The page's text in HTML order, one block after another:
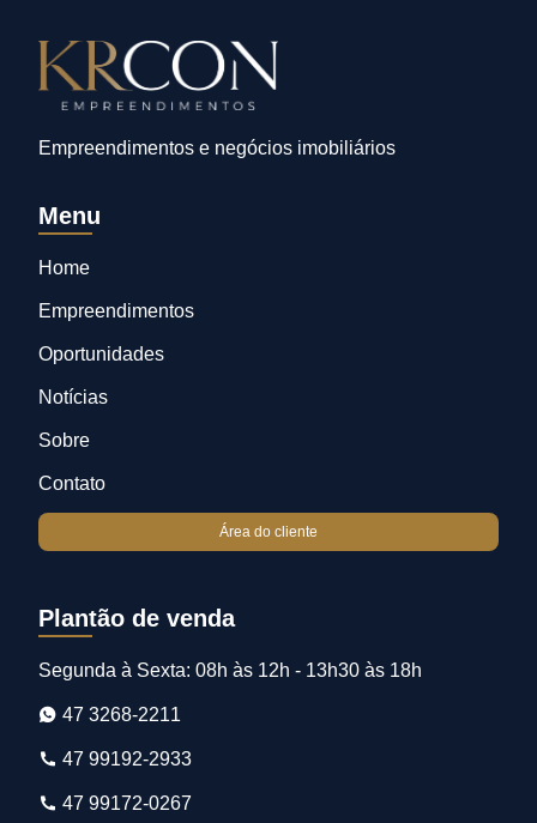
Empreendimentos e negócios imobiliários
Menu
Home
Empreendimentos
Oportunidades
Notícias
Sobre
Contato
Área do cliente
Plantão de venda
Segunda à Sexta: 08h às 12h - 13h30 às 18h
47 3268-2211
47 99192-2933
47 99172-0267